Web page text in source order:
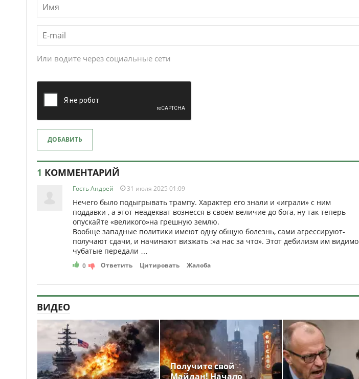
Или водите через социальные сети
ДОБАВИТЬ
1 КОММЕНТАРИЙ
Гость Андрей 31 июля 2025 01:09
Нечего было подыгрывать трампу. Характер его знали и «играли» с ним
поддавки , а этот неадекват вознесся в своём величие до бога, ну так теперь
опускайте «великого»на грешную землю.
Вообще западные политики имеют одну общую болезнь, сами агрессируют-
получают сдачи, и начинают визжать :»а нас за что». Этот дебилизм им видимо
чубатые передали …
0 Ответить Цитировать Жалоба
ВИДЕО
Получите свой
Майдан! Начало